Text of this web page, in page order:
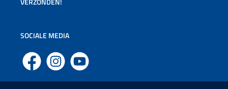
SOCIALE MEDIA
Facebook Instagram YouTube